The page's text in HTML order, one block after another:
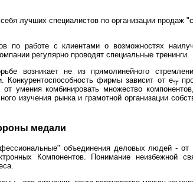
лучших специалистов по организации продаж
по работе с клиентами о возможностях
регулярно проводят специальные тренинги.
возникает не из прямолинейного
Конкурентоспособность фирмы зависит от е╦
от умения комбинировать множество
изучения рынка и грамотной организации
медали
объединения деловых людей - от
Компонентов. Понимание неизбежной